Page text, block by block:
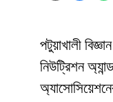
পটুয়াখালী
নিউট্রিশন